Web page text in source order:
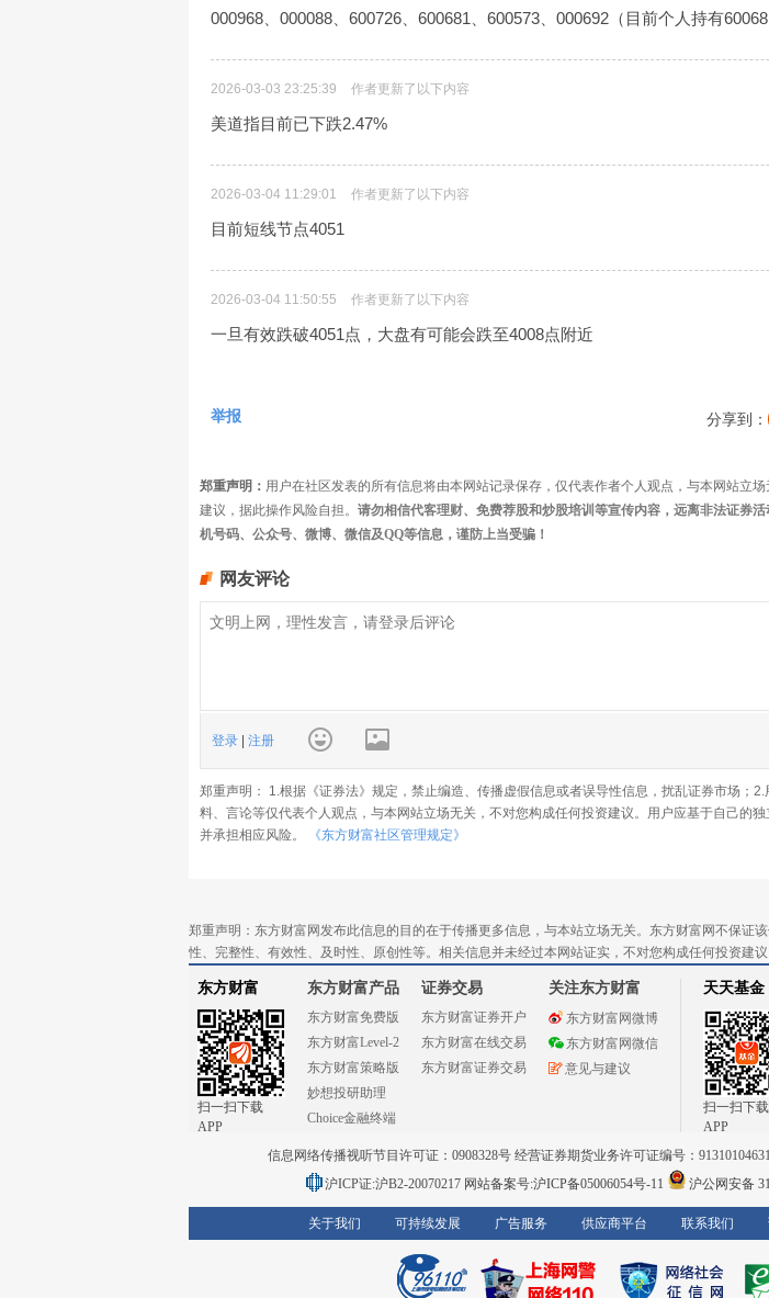
000968、000088、600726、600681、600573、000692（目前个人持有
2026-03-03 23:25:39 作者更新了以下内容
美道指目前已下跌2.47%
2026-03-04 11:29:01 作者更新了以下内容
目前短线节点4051
2026-03-04 11:50:55 作者更新了以下内容
一旦有效跌破4051点，大盘有可能会跌至4008点附近
分享到：
举报
郑重声明： 用户在社区发表的所有信息将由本网站记录保存，仅代表作者个人观点，与本网站立
建议，据此操作风险自担。 请勿相信代客理财、免费荐股和炒股培训等宣传内容，远离非法证券
机号码、公众号、微博、微信及QQ等信息，谨防上当受骗！
网友评论
登录 注册
郑重声明： 1.根据《证券法》规定，禁止编造、传播虚假信息或者误导性信息，扰乱证券市场；
料、言论等仅代表个人观点，与本网站立场无关，不对您构成任何投资建议。用户应基于自己的
并承担相应风险。
《东方财富社区管理规定》
郑重声明：东方财富网发布此信息的目的在于传播更多信息，与本站立场无关。东方财富网不保
性、完整性、有效性、及时性、原创性等。相关信息并未经过本网站证实，不对您构成任何投资建议
东方财富
扫一扫下载
APP
东方财富产品
东方财富免费版
东方财富Level-2
东方财富策略版
妙想投研助理
Choice金融终端
证券交易
东方财富证券开户
东方财富在线交易
东方财富证券交易
关注东方财富
东方财富网微博
东方财富网微信
意见与建议
天天基金
扫一扫下载
APP
信息网络传播视听节目许可证：0908328号 经营证券期货业务许可证编号：
沪ICP证:沪B2-20070217 网站备案号:沪ICP备05006054号-11 沪公网安备
关于我们 可持续发展 广告服务 供应商平台 联系我们